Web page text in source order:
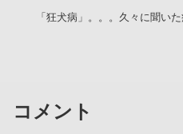
「狂犬病」。。。久々に聞い
コメント